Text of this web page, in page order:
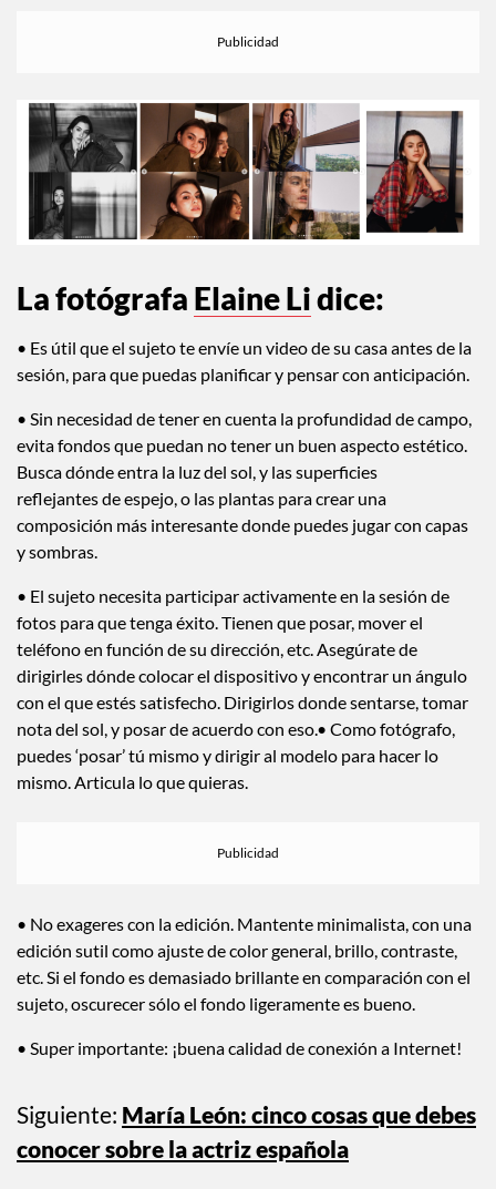
La fotógrafa Elaine Lidice:
• Es útil que el sujeto te envíe un video de su casa antes de la
sesión, para que puedas planificar y pensar con anticipación.
• Sin necesidad de tener en cuenta la profundidad de campo,
evita fondos que puedan no tener un buen aspecto estético.
Busca dónde entra la luz del sol, y las superficies
reflejantes de espejo, o las plantas para crear una
composición más interesante donde puedes jugar con capas
y sombras.
• El sujeto necesita participar activamente en la sesión de
fotos para que tenga éxito. Tienen que posar, mover el
teléfono en función de su dirección, etc. Asegúrate de
dirigirles dónde colocar el dispositivo y encontrar un ángulo
con el que estés satisfecho. Dirigirlos donde sentarse, tomar
nota del sol, y posar de acuerdo con eso.• Como fotógrafo,
puedes ‘posar’ tú mismo y dirigir al modelo para hacer lo
mismo. Articula lo que quieras.
• No exageres con la edición. Mantente minimalista, con una
edición sutil como ajuste de color general, brillo, contraste,
etc. Si el fondo es demasiado brillante en comparación con el
sujeto, oscurecer sólo el fondo ligeramente es bueno.
• Super importante: ¡buena calidad de conexión a Internet!
Siguiente: María León: cinco cosas que debes
conocer sobre la actriz española